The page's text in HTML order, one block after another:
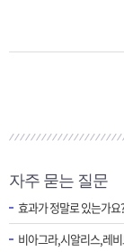
자주 묻는 질문
효과가 정말로 있는가요?
비아그라,시알리스,레